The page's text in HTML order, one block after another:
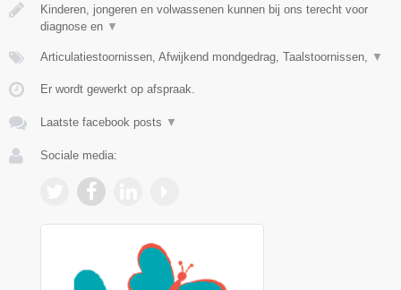
Kinderen, jongeren en volwassenen kunnen bij ons terecht voor
diagnose en ▼
Articulatiestoornissen, Afwijkend mondgedrag, Taalstoornissen, ▼
Er wordt gewerkt op afspraak.
Laatste facebook posts ▼
Sociale media: